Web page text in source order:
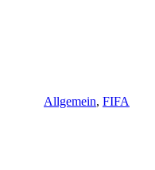
Allgemein, FIFA